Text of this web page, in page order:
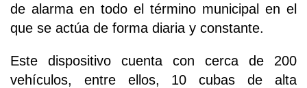
de alarma en todo el término municipal en el
que se actúa de forma diaria y constante.
Este dispositivo cuenta con cerca de 200
vehículos, entre ellos, 10 cubas de alta